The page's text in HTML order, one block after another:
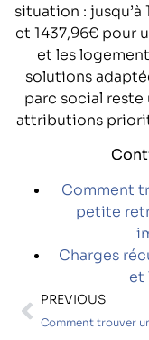
situation : jusqu’à
et 1437,96€ pour
et les
solutions
parc social
attributions
Comment
petite
Charges
et
PREVIOUS